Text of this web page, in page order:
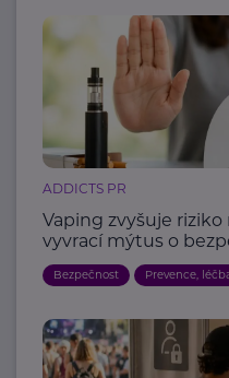
ADDICTS PR
Vaping zvyšuje
vyvrací mýtus o
Bezpečnost Prevence,